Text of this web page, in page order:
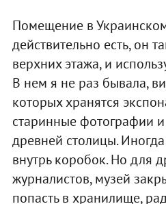
Помещение в
действительно есть, он
верхних этажа, и
В нем я не раз бывала,
которых хранятся
старинные фотографии
древней столицы.
внутрь коробок. Но для
журналистов, музей
попасть в хранилище,